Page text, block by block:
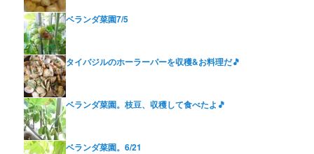
ベランダ菜園7/5
タイバジルのホーラーパーを収穫&お料理だ🎵
ベランダ菜園。枝豆、収穫して食べたよ🎵
ベランダ菜園。6/21